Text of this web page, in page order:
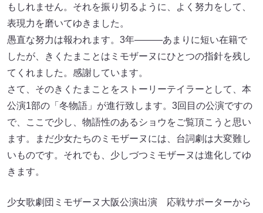
もしれません。それを振り切るように、よく努力をして、
表現力を磨いてゆきました。
愚直な努力は報われます。3年———あまりに短い在籍で
したが、きくたまことはミモザーヌにひとつの指針を残し
てくれました。感謝しています。
さて、そのきくたまことをストーリーテイラーとして、本
公演1部の「冬物語」が進行致します。3回目の公演ですの
で、ここで少し、物語性のあるショウをご覧頂こうと思い
ます。まだ少女たちのミモザーヌには、台詞劇は大変難し
いものです。それでも、少しづつミモザーヌは進化してゆ
きます。
少女歌劇団ミモザーヌ大阪公演出演 応戦サポーターから